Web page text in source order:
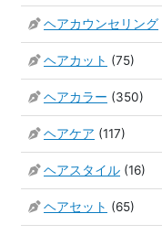
ヘアカウンセリング
ヘアカット (75)
ヘアカラー (350)
ヘアケア (117)
ヘアスタイル (16)
ヘアセット (65)